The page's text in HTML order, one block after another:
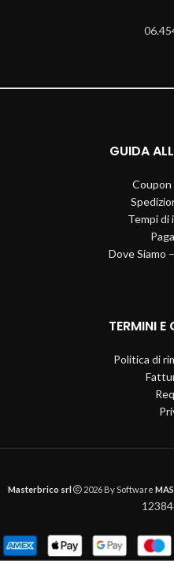
GUIDA
Tempi di
Dove Siamo
TERMINI
Politica di
Masterbrico srl 2026 By Software